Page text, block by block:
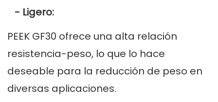
- Ligero:
PEEK GF30 ofrece una alta relación
resistencia-peso, lo que lo hace
deseable para la reducción de peso en
diversas aplicaciones.